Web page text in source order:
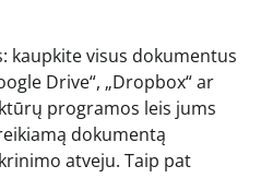
kaupkite visus dokumentus
Drive“, „Dropbox“ ar
programos leis jums
dokumentą
atveju. Taip pat